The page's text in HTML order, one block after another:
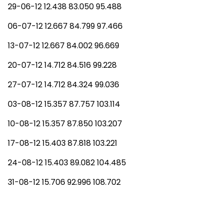
29-06-12 12.438 83.050 95.488
06-07-12 12.667 84.799 97.466
13-07-12 12.667 84.002 96.669
20-07-12 14.712 84.516 99.228
27-07-12 14.712 84.324 99.036
03-08-12 15.357 87.757 103.114
10-08-12 15.357 87.850 103.207
17-08-12 15.403 87.818 103.221
24-08-12 15.403 89.082 104.485
31-08-12 15.706 92.996 108.702